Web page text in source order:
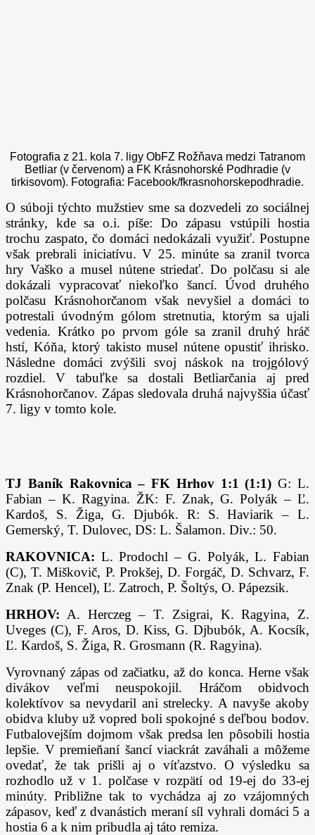
Fotografia z 21. kola 7. ligy ObFZ Rožňava medzi Tatranom
Betliar (v červenom) a FK Krásnohorské Podhradie (v
tirkisovom). Fotografia: Facebook/fkrasnohorskepodhradie.
O súboji týchto mužstiev sme sa dozvedeli zo sociálnej
stránky, kde sa o.i. píše: Do zápasu vstúpili hostia
trochu zaspato, čo domáci nedokázali využiť. Postupne
však prebrali iniciatívu. V 25. minúte sa zranil tvorca
hry Vaško a musel nútene striedať. Do polčasu si ale
dokázali vypracovať niekoľko šancí.Úvod druhého
polčasu Krásnohorčanom však nevyšiel a domáci to
potrestali úvodným gólom stretnutia, ktorým sa ujali
vedenia. Krátko po prvom góle sa zranil druhý hráč
hstí, Kóňa, ktorý takisto musel nútene opustiť ihrisko.
Následne domáci zvýšili svoj náskok na trojgólový
rozdiel. V tabuľke sa dostali Betliarčania aj pred
Krásnohorčanov. Zápas sledovala druhá najvyššia účasť
7. ligy v tomto kole.
TJ Baník Rakovnica – FK Hrhov 1:1 (1:1) G: L.
Fabian – K. Ragyina. ŽK: F. Znak, G. Polyák – Ľ.
Kardoš, S. Žiga, G. Djubók. R: S. Haviarik – L.
Gemerský, T. Dulovec, DS: L. Šalamon. Div.: 50.
RAKOVNICA: L. Prodochl – G. Polyák, L. Fabian
(C), T. Miškovič, P. Prokšej, D. Forgáč, D. Schvarz, F.
Znak (P. Hencel), Ľ. Zatroch, P. Šoltýs, O. Pápezsik.
HRHOV: A. Herczeg – T. Zsigrai, K. Ragyina, Z.
Uveges (C), F. Aros, D. Kiss, G. Djbubók, A. Kocsík,
Ľ. Kardoš, S. Žiga, R. Grosmann (R. Ragyina).
Vyrovnaný zápas od začiatku, až do konca. Herne však
divákov veľmi neuspokojil. Hráčom obidvoch
kolektívov sa nevydaril ani strelecky. A navyše akoby
obidva kluby už vopred boli spokojné s deľbou bodov.
Futbalovejším dojmom však predsa len pôsobili hostia
lepšie. V premieňaní šancí viackrát zaváhali a môžeme
ovedať, že tak prišli aj o víťazstvo. O výsledku sa
rozhodlo už v 1. polčase v rozpätí od 19-ej do 33-ej
minúty. Približne tak to vychádza aj zo vzájomných
zápasov, keď z dvanástich meraní síl vyhrali domáci 5 a
hostia 6 a k nim pribudla aj táto remiza.